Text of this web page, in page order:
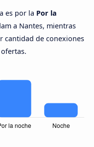
es por la Por la
a Nantes, mientras
cantidad de conexiones